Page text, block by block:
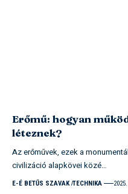
Erőmű: hogyan
léteznek?
Az erőművek, ezek a
civilizáció alapkövei közé…
E-É BETŰS SZAVAK TECHNIKA